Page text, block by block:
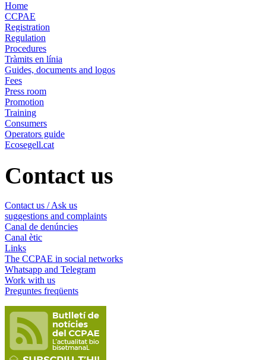
Home
CCPAE
Registration
Regulation
Procedures
Tràmits en línia
Guides, documents and logos
Fees
Press room
Promotion
Training
Consumers
Operators guide
Ecosegell.cat
Contact us
Contact us / Ask us
suggestions and complaints
Canal de denúncies
Canal ètic
Links
The CCPAE in social networks
Whatsapp and Telegram
Work with us
Preguntes freqüents